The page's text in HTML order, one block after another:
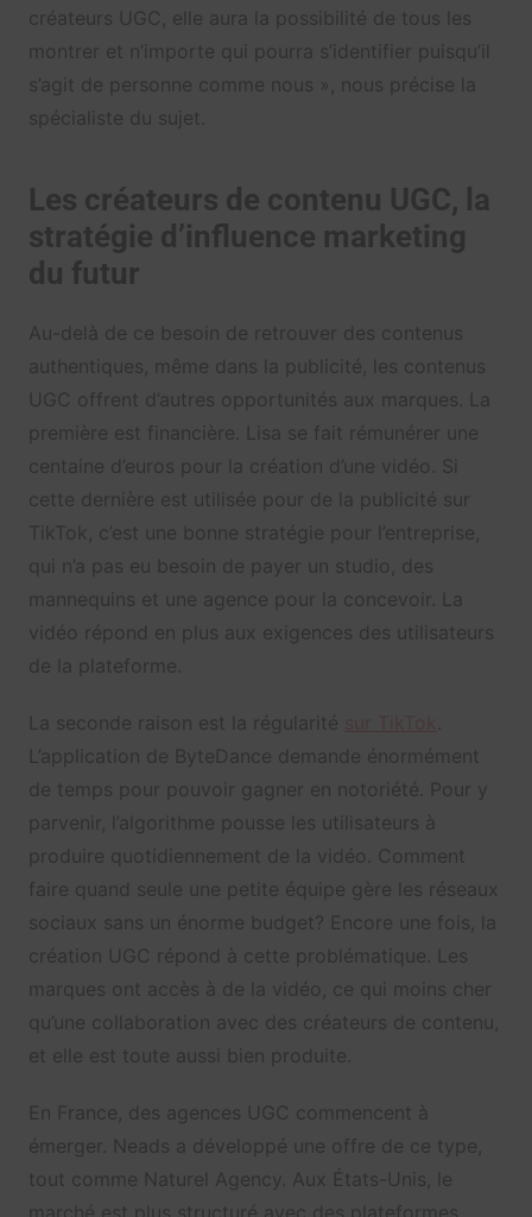
créateurs UGC, elle aura la possibilité de tous les
montrer et n’importe qui pourra s’identifier puisqu’il
s’agit de personne comme nous », nous précise la
spécialiste du sujet.
Les créateurs de contenu UGC, la
stratégie d’influence marketing
du futur
Au-delà de ce besoin de retrouver des contenus
authentiques, même dans la publicité, les contenus
UGC offrent d’autres opportunités aux marques. La
première est financière. Lisa se fait rémunérer une
centaine d’euros pour la création d’une vidéo. Si
cette dernière est utilisée pour de la publicité sur
TikTok, c’est une bonne stratégie pour l’entreprise,
qui n’a pas eu besoin de payer un studio, des
mannequins et une agence pour la concevoir. La
vidéo répond en plus aux exigences des utilisateurs
de la plateforme.
La seconde raison est la régularité
L’application de ByteDance demande énormément
de temps pour pouvoir gagner en notoriété. Pour y
parvenir, l’algorithme pousse les utilisateurs à
produire quotidiennement de la vidéo. Comment
faire quand seule une petite équipe gère les réseaux
sociaux sans un énorme budget? Encore une fois, la
création UGC répond à cette problématique. Les
marques ont accès à de la vidéo, ce qui moins cher
qu’une collaboration avec des créateurs de contenu,
et elle est toute aussi bien produite.
En France, des agences UGC commencent à
émerger. Neads a développé une offre de ce type,
tout comme Naturel Agency. Aux États-Unis, le